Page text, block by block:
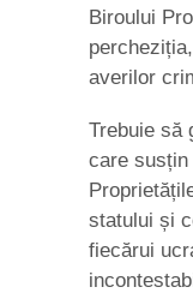
Biroului
averilor
Trebuie să
care
statului și
fiecărui